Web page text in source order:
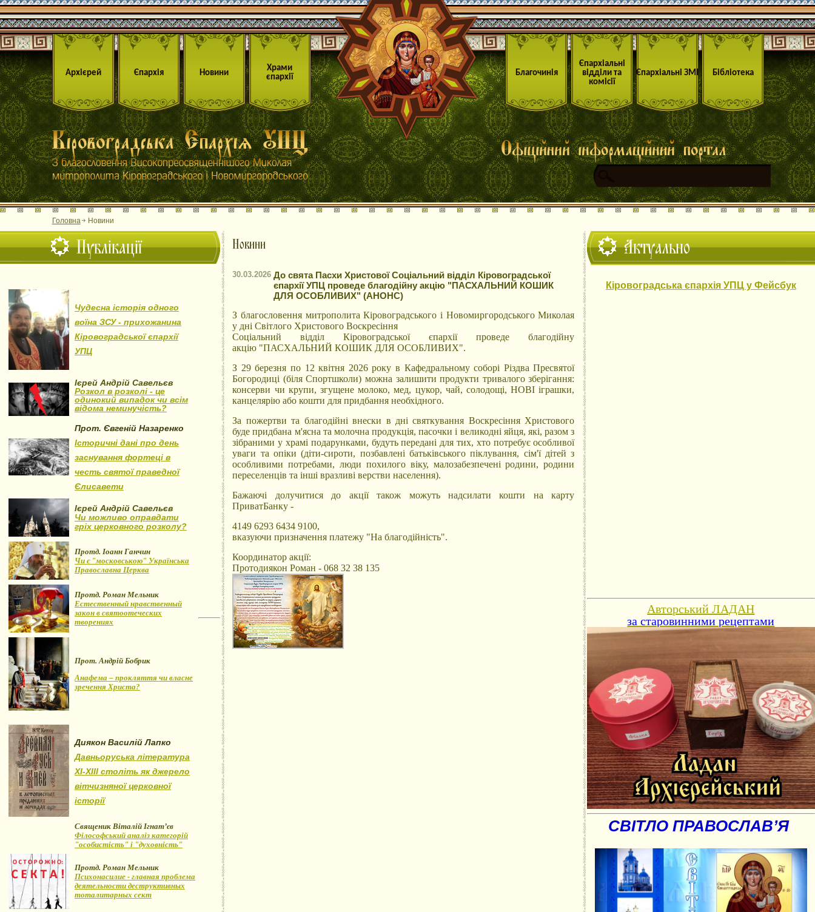
Архієрей Єпархія Новини
Храми
єпархії
Благочинія
Єпархіальні
відділи та
комісії
Єпархіальні ЗМІ Бібліотека
Головна Новини
Актуально
Кіровоградська єпархія УПЦ у Фейсбук
Авторський ЛАДАН
за старовинними рецептами
СВІТЛО ПРАВОСЛАВ’Я
Публікації
Чудесна історія одного
воїна ЗСУ - прихожанина
Кіровоградської єпархії
УПЦ
Ієрей Андрій Савельєв
Розкол в розколі - це
одинокий випадок чи всім
відома неминучість?
Прот. Євгеній Назаренко
Історичні дані про день
заснування фортеці в
честь святої праведної
Єлисавети
Ієрей Андрій Савельєв
Чи можливо оправдати
гріх церковного розколу?
Протд. Іоанн Ганчин
Чи є "московською" Українська
Православна Церква
Протд. Роман Мельник
Естественный нравственный
закон в святоотеческих
творениях
Прот. Андрій Бобрик
Анафема – прокляття чи власне
зречення Христа?
Диякон Василій Лапко
Давньоруська література
XI-XIII століть як джерело
вітчизняної церковної
історії
Священик Віталій Ігнат’єв
Філософський аналіз категорій
"особистість" і "духовність"
Протд. Роман Мельник
Психонасилие - главная проблема
деятельности деструктивных
тоталитарных сект
Новини
30.03.2026 До свята Пасхи Христової Соціальний відділ Кіровоградської
єпархії УПЦ проведе благодійну акцію "ПАСХАЛЬНИЙ КОШИК
ДЛЯ ОСОБЛИВИХ" (АНОНС)
З благословення митрополита Кіровоградського і Новомиргородського Миколая
у дні Світлого Христового Воскресіння
Соціальний відділ Кіровоградської єпархії проведе благодійну
акцію "ПАСХАЛЬНИЙ КОШИК ДЛЯ ОСОБЛИВИХ".
З 29 березня по 12 квітня 2026 року в Кафедральному соборі Різдва Пресвятої
Богородиці (біля Спортшколи) можна залишити продукти тривалого зберігання:
консерви чи крупи, згущене молоко, мед, цукор, чай, солодощі, НОВІ іграшки,
канцелярію або кошти для придбання необхідного.
За пожертви та благодійні внески в дні святкування Воскресіння Христового
буде придбана м'ясна та молочна продукція, пасочки і великодні яйця, які, разом з
зібраними у храмі подарунками, будуть передані для тих, хто потребує особливої
уваги та опіки (діти-сироти, позбавлені батьківського піклування, сім'ї дітей з
особливими потребами, люди похилого віку, малозабезпечені родини, родини
переселенців та інші вразливі верстви населення).
Бажаючі долучитися до акції також можуть надсилати кошти на карту
ПриватБанку -
4149 6293 6434 9100,
вказуючи призначення платежу "На благодійність".
Координатор акції:
Протодиякон Роман - 068 32 38 135